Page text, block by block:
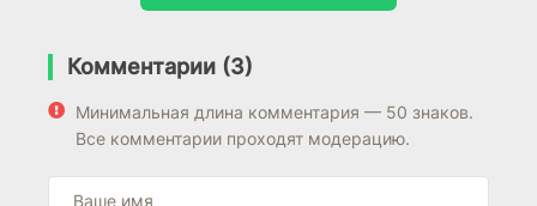
Комментарии (3)
Минимальная длина комментария — 50 знаков.
Все комментарии проходят модерацию.